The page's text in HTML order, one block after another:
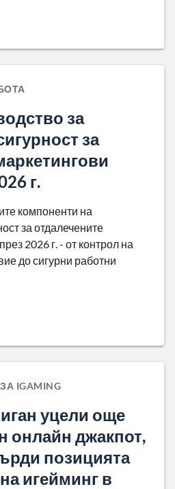
за
за
г.
компоненти на
за отдалечените
2026 г. - от контрол на
до сигурни работни
IGAMING
уцели още
онлайн джакпот,
позицията
игейминг в